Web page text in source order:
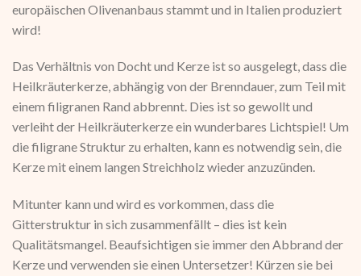
europäischen Olivenanbaus stammt und in Italien produziert
wird!
Das Verhältnis von Docht und Kerze ist so ausgelegt, dass die
Heilkräuterkerze, abhängig von der Brenndauer, zum Teil mit
einem filigranen Rand abbrennt. Dies ist so gewollt und
verleiht der Heilkräuterkerze ein wunderbares Lichtspiel! Um
die filigrane Struktur zu erhalten, kann es notwendig sein, die
Kerze mit einem langen Streichholz wieder anzuzünden.
Mitunter kann und wird es vorkommen, dass die
Gitterstruktur in sich zusammenfällt – dies ist kein
Qualitätsmangel. Beaufsichtigen sie immer den Abbrand der
Kerze und verwenden sie einen Untersetzer! Kürzen sie bei